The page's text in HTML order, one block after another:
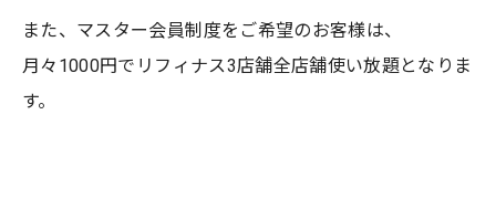
また、マスター会員制度をご希望のお客様は、
月々1000円でリフィナス3店舗全店舗使い放題となりま
す。